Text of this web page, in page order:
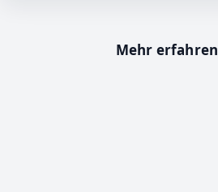
Mehr erfahren